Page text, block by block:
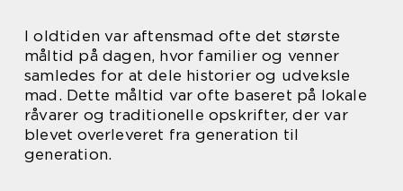
I oldtiden var aftensmad ofte det største
måltid på dagen, hvor familier og venner
samledes for at dele historier og udveksle
mad. Dette måltid var ofte baseret på lokale
råvarer og traditionelle opskrifter, der var
blevet overleveret fra generation til
generation.